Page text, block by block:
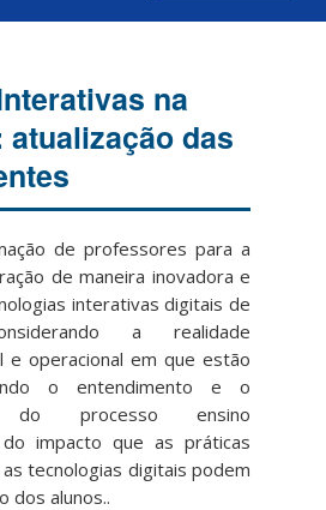
na
atualização das
de professores para a
de maneira inovadora e
interativas digitais de
a realidade
e operacional em que estão
o entendimento e o
do processo ensino
impacto que as práticas
tecnologias digitais podem
dos alunos..